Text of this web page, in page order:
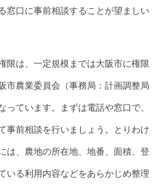
窓口に事前相談することが望ましい
限は、一定規模までは大阪市に権限
市農業委員会（事務局：計画調整局
ています。まずは電話や窓口で、
事前相談を行いましょう。とりわけ
は、農地の所在地、地番、面積、登
いる利用内容などをあらかじめ整理